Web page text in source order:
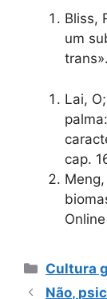
Bliss,
um
Lai,
cap.
Cultura
Não,